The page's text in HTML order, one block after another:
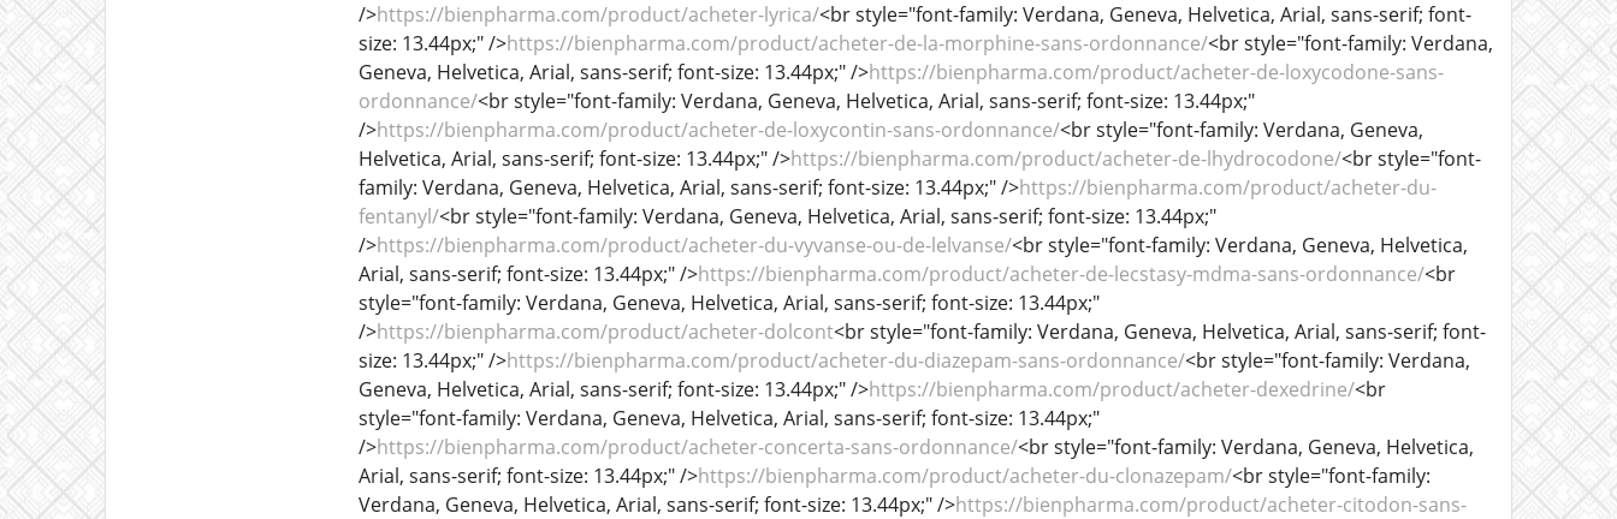
/>https://bienpharma.com/product/acheter-lyrica/<br style="font-family: Verdana, Geneva, Helvetica, Arial, sans-serif; font-
size: 13.44px;" />https://bienpharma.com/product/acheter-de-la-morphine-sans-ordonnance/<br style="font-family: Verdana,
Geneva, Helvetica, Arial, sans-serif; font-size: 13.44px;" />https://bienpharma.com/product/acheter-de-loxycodone-sans-
ordonnance/<br style="font-family: Verdana, Geneva, Helvetica, Arial, sans-serif; font-size: 13.44px;"
/>https://bienpharma.com/product/acheter-de-loxycontin-sans-ordonnance/<br style="font-family: Verdana, Geneva,
Helvetica, Arial, sans-serif; font-size: 13.44px;" />https://bienpharma.com/product/acheter-de-lhydrocodone/<br style="font-
family: Verdana, Geneva, Helvetica, Arial, sans-serif; font-size: 13.44px;" />https://bienpharma.com/product/acheter-du-
fentanyl/<br style="font-family: Verdana, Geneva, Helvetica, Arial, sans-serif; font-size: 13.44px;"
/>https://bienpharma.com/product/acheter-du-vyvanse-ou-de-lelvanse/<br style="font-family: Verdana, Geneva, Helvetica,
Arial, sans-serif; font-size: 13.44px;" />https://bienpharma.com/product/acheter-de-lecstasy-mdma-sans-ordonnance/<br
style="font-family: Verdana, Geneva, Helvetica, Arial, sans-serif; font-size: 13.44px;"
/>https://bienpharma.com/product/acheter-dolcont<br style="font-family: Verdana, Geneva, Helvetica, Arial, sans-serif; font-
size: 13.44px;" />https://bienpharma.com/product/acheter-du-diazepam-sans-ordonnance/<br style="font-family: Verdana,
Geneva, Helvetica, Arial, sans-serif; font-size: 13.44px;" />https://bienpharma.com/product/acheter-dexedrine/<br
style="font-family: Verdana, Geneva, Helvetica, Arial, sans-serif; font-size: 13.44px;"
/>https://bienpharma.com/product/acheter-concerta-sans-ordonnance/<br style="font-family: Verdana, Geneva, Helvetica,
Arial, sans-serif; font-size: 13.44px;" />https://bienpharma.com/product/acheter-du-clonazepam/<br style="font-family:
Verdana, Geneva, Helvetica, Arial, sans-serif; font-size: 13.44px;" />https://bienpharma.com/product/acheter-citodon-sans-